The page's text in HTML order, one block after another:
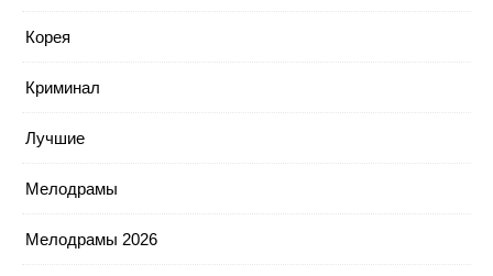
Корея
Криминал
Лучшие
Мелодрамы
Мелодрамы 2026